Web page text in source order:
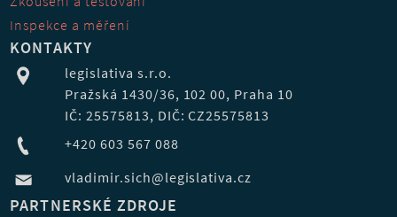
Inspekce a měření
KONTAKTY
legislativa s.r.o.
Pražská 1430/36, 102 00, Praha 10
IČ: 25575813, DIČ: CZ25575813
+420 603 567 088
vladimir.sich@legislativa.cz
PARTNERSKÉ ZDROJE